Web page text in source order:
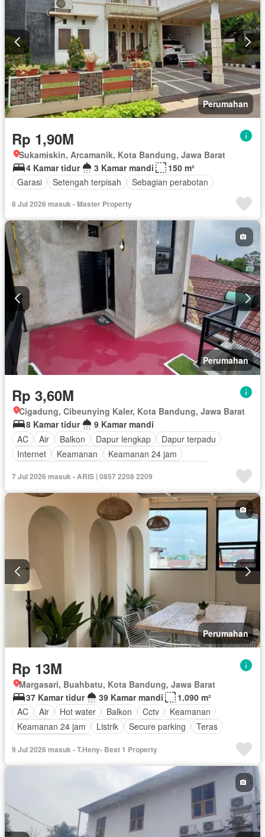
Perumahan
Rp 1,90M
Sukamiskin, Arcamanik, Kota Bandung, Jawa Barat
4 Kamar tidur
3 Kamar mandi
150 m²
Garasi
Setengah terpisah Sebagian perabotan
8 Jul 2026 masuk - Master Property
Perumahan
Rp 3,60M
Cigadung, Cibeunying Kaler, Kota Bandung, Jawa Barat
8 Kamar tidur
9 Kamar mandi
AC
Air Balkon Dapur lengkap
Dapur terpadu
Internet
Keamanan
Keamanan 24 jam
Pemandangan panorama
Garasi
Berperabot lengkap
7 Jul 2026 masuk - ARIS | 0857 2208 2209
Perumahan
Rp 13M
Margasari, Buahbatu, Kota Bandung, Jawa Barat
37 Kamar tidur
39 Kamar mandi
1.090 m²
AC
Air Hot water Balkon Cctv
Keamanan
Keamanan 24 jam
Listrik Secure parking
Teras
9 Jul 2026 masuk - T.Heny- Best 1 Property